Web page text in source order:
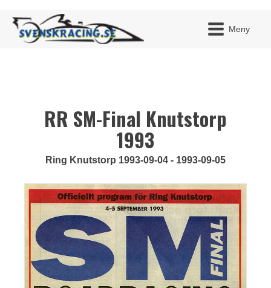
Meny
RR SM-Final Knutstorp
1993
Ring Knutstorp 1993-09-04 - 1993-09-05